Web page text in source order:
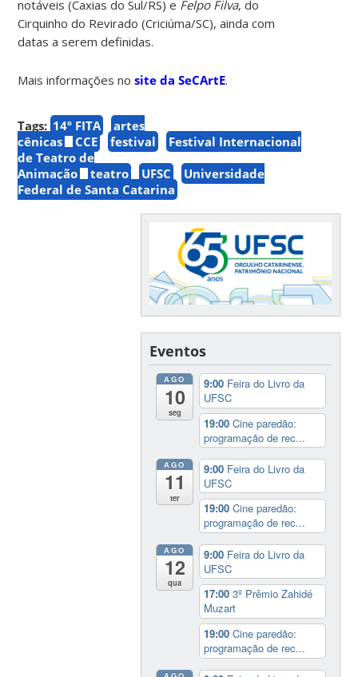
notáveis (Caxias do Sul/RS) e Felpo Filva, do
Cirquinho do Revirado (Criciúma/SC), ainda com
datas a serem definidas.
Mais informações nosite da SeCArtE.
Tags: 14º FITA
artes
cênicas
CCE festival
Festival Internacional
de Teatro de
Animação
teatro UFSC
Universidade
Federal de Santa Catarina
Eventos
AGO
10
seg
9:00 Feira do Livro da
UFSC
19:00Cine paredão:
programação de rec...
AGO
11
ter
9:00 Feira do Livro da
UFSC
19:00Cine paredão:
programação de rec...
AGO
12
qua
9:00 Feira do Livro da
UFSC
17:003º Prêmio Zahidé
Muzart
19:00Cine paredão:
programação de rec...